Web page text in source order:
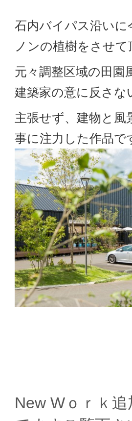
石内バイパス沿い
ノンの植樹をさせて
元々調整区域の田園
建築家の意に反さな
主張せず、建物と風
事に注力した作品で
New Wｏｒｋ